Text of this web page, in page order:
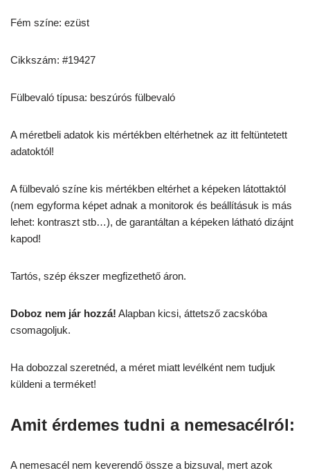
Fém színe: ezüst
Cikkszám: #19427
Fülbevaló típusa: beszúrós fülbevaló
A méretbeli adatok kis mértékben eltérhetnek az itt feltüntetett
adatoktól!
A fülbevaló színe kis mértékben eltérhet a képeken látottaktól
(nem egyforma képet adnak a monitorok és beállításuk is más
lehet: kontraszt stb…), de garantáltan a képeken látható dizájnt
kapod!
Tartós, szép ékszer megfizethető áron.
Doboz nem jár hozzá! Alapban kicsi, áttetsző zacskóba
csomagoljuk.
Ha dobozzal szeretnéd, a méret miatt levélként nem tudjuk
küldeni a terméket!
Amit érdemes tudni a nemesacélról:
A nemesacél nem keverendő össze a bizsuval, mert azok